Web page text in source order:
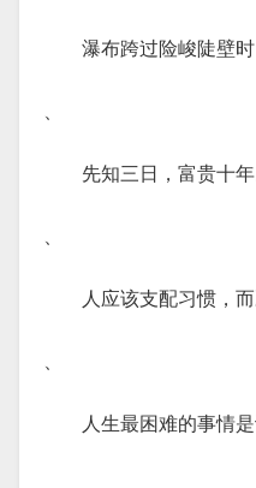
瀑布跨过险峻陡壁
、
先知三日，富贵十年
、
人应该支配习惯，
、
人生最困难的事情